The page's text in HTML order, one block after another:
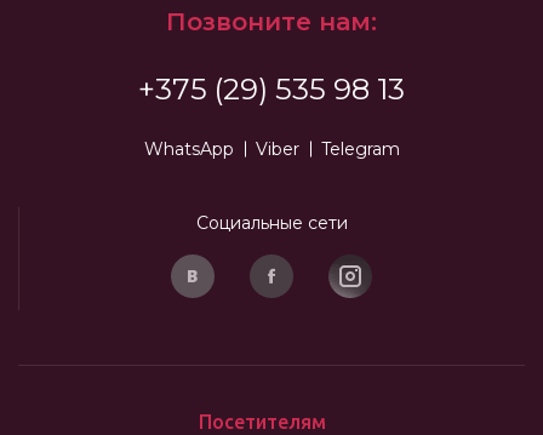
Позвоните нам:
+375 (29) 535 98 13
WhatsApp Viber Telegram
Социальные сети
Посетителям